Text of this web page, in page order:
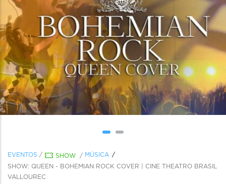
EVENTOS / SHOW / MÚSICA
SHOW: QUEEN - BOHEMIAN ROCK COVER | CINE THEATRO BRASIL
VALLOUREC